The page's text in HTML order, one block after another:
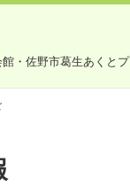
・佐野市葛生あくと